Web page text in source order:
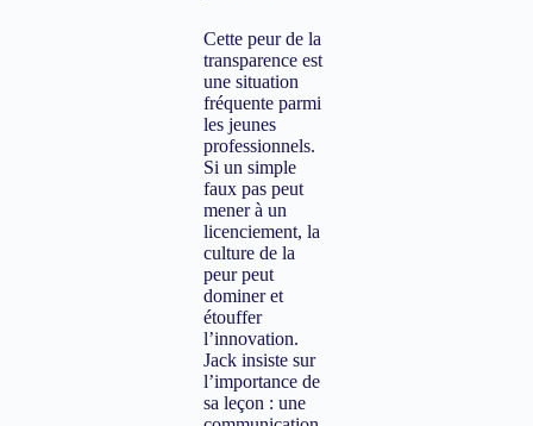
Cette peur de la
transparence est
une situation
fréquente parmi
les jeunes
professionnels.
Si un simple
faux pas peut
mener à un
licenciement, la
culture de la
peur peut
dominer et
étouffer
l’innovation.
Jack insiste sur
l’importance de
sa leçon : une